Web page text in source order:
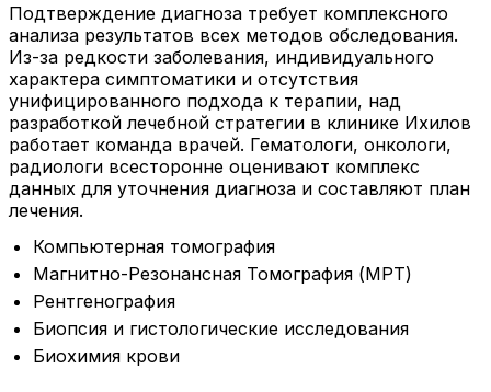
Подтверждение диагноза требует комплексного
анализа результатов всех методов обследования.
Из-за редкости заболевания, индивидуального
характера симптоматики и отсутствия
унифицированного подхода к терапии, над
разработкой лечебной стратегии в клинике Ихилов
работает команда врачей. Гематологи, онкологи,
радиологи всесторонне оценивают комплекс
данных для уточнения диагноза и составляют план
лечения.
Компьютерная томография
Магнитно-Резонансная Томография (МРТ)
Рентгенография
Биопсия и гистологические исследования
Биохимия крови